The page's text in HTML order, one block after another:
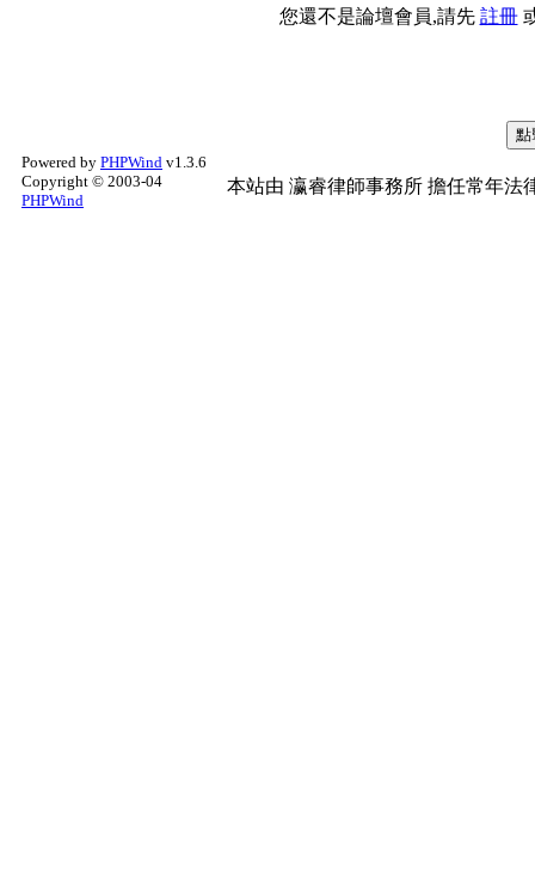
您還不是論壇會員,請先 註冊
Powered by PHPWind v1.3.6
Copyright © 2003-04
PHPWind
本站由 瀛睿律師事務所 擔任常年法